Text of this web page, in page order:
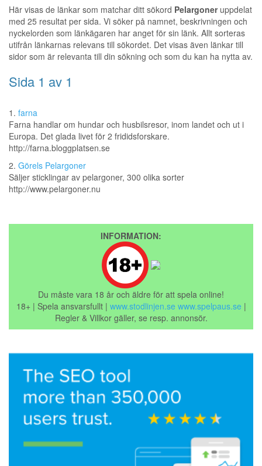
Här visas de länkar som matchar ditt sökord Pelargoneruppdelat
med 25 resultat per sida. Vi söker på namnet, beskrivningen och
nyckelorden som länkägaren har anget för sin länk. Allt sorteras
utifrån länkarnas relevans till sökordet. Det visas även länkar till
sidor som är relevanta till din sökning och som du kan ha nytta av.
Sida 1 av 1
1. farna
Farna handlar om hundar och husbilsresor, inom landet och ut i
Europa. Det glada livet för 2 frididsforskare.
http://farna.bloggplatsen.se
2. Görels Pelargoner
Säljer sticklingar av pelargoner, 300 olika sorter
http://www.pelargoner.nu
INFORMATION:
Du måste vara 18 år och äldre för att spela online!
18+ | Spela ansvarsfullt | www.stodlinjen.se www.spelpaus.se |
Regler & Villkor gäller, se resp. annonsör.